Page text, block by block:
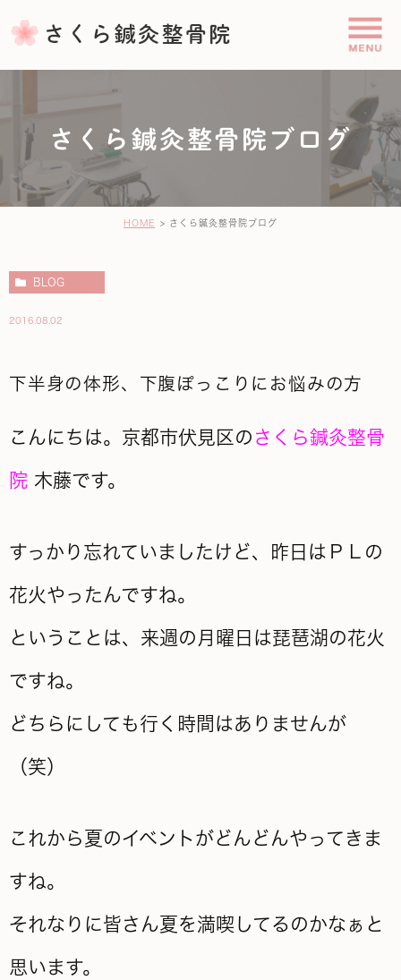
さくら鍼灸整骨院ブログ
HOME さくら鍼灸整骨院ブログ
BLOG
2016.08.02
下半身の体形、下腹ぽっこりにお悩みの方
こんにちは。京都市伏見区の さくら鍼灸整骨
院 木藤です。
すっかり忘れていましたけど、昨日はＰＬの
花火やったんですね。
ということは、来週の月曜日は琵琶湖の花火
ですね。
どちらにしても行く時間はありませんが
（笑）
これから夏のイベントがどんどんやってきま
すね。
それなりに皆さん夏を満喫してるのかなぁと
思います。